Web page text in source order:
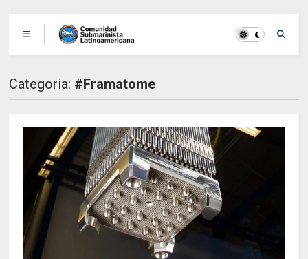
Categoria: #Framatome